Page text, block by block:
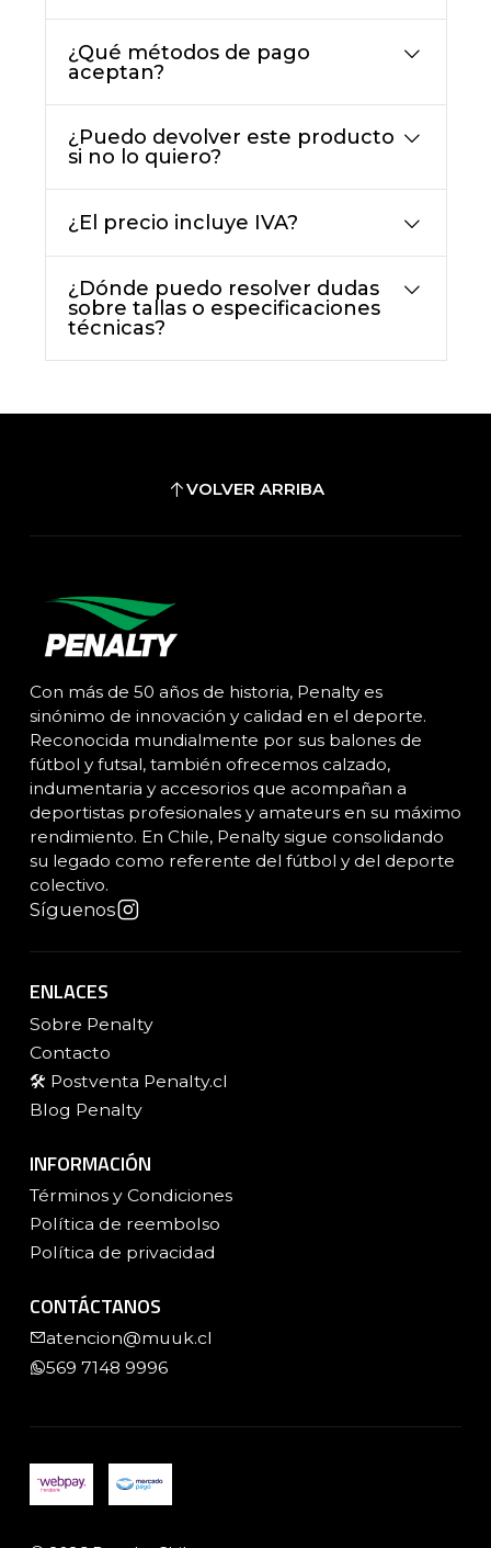
¿Qué métodos de pago
aceptan?
¿Puedo devolver este producto
si no lo quiero?
¿El precio incluye IVA?
¿Dónde puedo resolver dudas
sobre tallas o especificaciones
técnicas?
VOLVER ARRIBA
Con más de 50 años de historia, Penalty es
sinónimo de innovación y calidad en el deporte.
Reconocida mundialmente por sus balones de
fútbol y futsal, también ofrecemos calzado,
indumentaria y accesorios que acompañan a
deportistas profesionales y amateurs en su máximo
rendimiento. En Chile, Penalty sigue consolidando
su legado como referente del fútbol y del deporte
colectivo.
Síguenos
ENLACES
Sobre Penalty
Contacto
🛠️ Postventa Penalty.cl
Blog Penalty
INFORMACIÓN
Términos y Condiciones
Política de reembolso
Política de privacidad
CONTÁCTANOS
atencion@muuk.cl
569 7148 9996